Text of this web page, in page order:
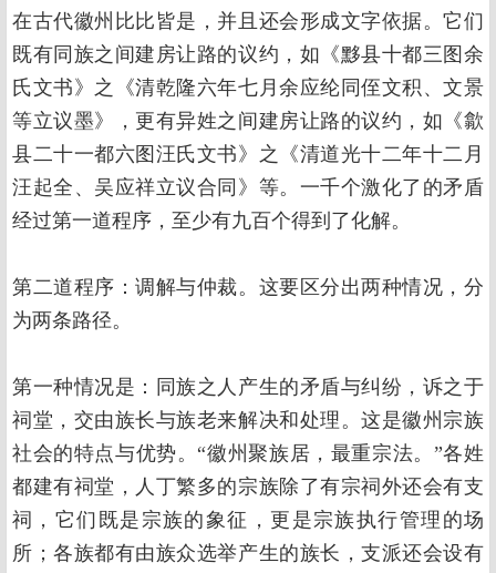
在古代徽州比比皆是，并且还会形成文字依据。它们
既有同族之间建房让路的议约，如《黟县十都三图余
氏文书》之《清乾隆六年七月余应纶同侄文积、文景
等立议墨》，更有异姓之间建房让路的议约，如《歙
县二十一都六图汪氏文书》之《清道光十二年十二月
汪起全、吴应祥立议合同》等。一千个激化了的矛盾
经过第一道程序，至少有九百个得到了化解。
第二道程序：调解与仲裁。这要区分出两种情况，分
为两条路径。
第一种情况是：同族之人产生的矛盾与纠纷，诉之于
祠堂，交由族长与族老来解决和处理。这是徽州宗族
社会的特点与优势。“徽州聚族居，最重宗法。”各姓
都建有祠堂，人丁繁多的宗族除了有宗祠外还会有支
祠，它们既是宗族的象征，更是宗族执行管理的场
所；各族都有由族众选举产生的族长，支派还会设有